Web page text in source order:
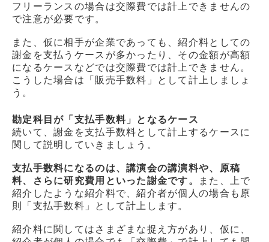
フリーランスの場合は交際費では計上できませんの
で注意が必要です。
また、仮に相手が企業であっても、紹介料としての
謝金を支払うケースが多かったり、その金額が高額
になるケースなどでは交際費では計上できません。
こうした場合は「販売手数料」として計上しましょ
う。
勘定科目が「支払手数料」となるケース
続いて、謝金を支払手数料として計上するケースに
関して説明していきましょう。
支払手数料になるのは、講演会の講演料や、原稿
料、さらに研究費用といった謝金です。
また、上で
紹介したような紹介料で、紹介者が個人の場合も原
則「支払手数料」として計上します。
紹介料に関してはさまざまな捉え方があり、仮に、